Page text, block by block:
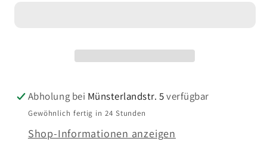
i
e
M
n
g
e
Abholung bei Münsterlandstr. 5verfügbar
Gewöhnlich fertig in 24 Stunden
Shop-Informationen anzeigen